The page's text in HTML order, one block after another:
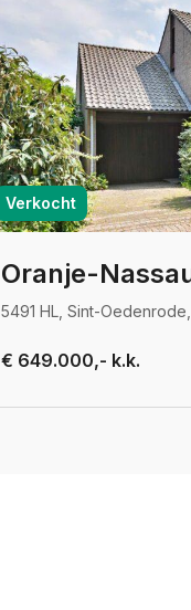
Verkocht
Oranje-
5491 HL, Sint-
€ 649.000,- k.k.